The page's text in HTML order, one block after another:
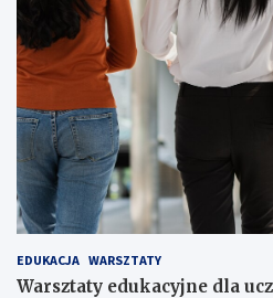
EDUKACJA WARSZTATY
Warsztaty edukacyjne dla